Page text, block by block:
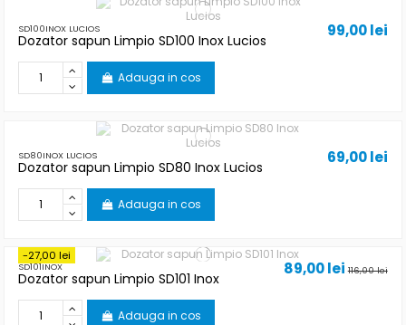
SD100INOX LUCIOS
Dozator sapun Limpio SD100 Inox Lucios
99,00 lei
Adauga in cos
SD80INOX LUCIOS
Dozator sapun Limpio SD80 Inox Lucios
69,00 lei
Adauga in cos
-27,00 lei
SD101INOX
Dozator sapun Limpio SD101 Inox
89,00 lei116,00 lei
Adauga in cos